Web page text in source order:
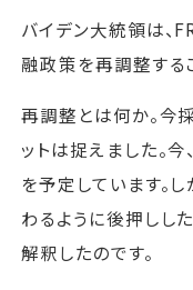
バイデン大統領は、
融政策を再調整する
再調整とは何か。今
ットは捉えました。
を予定しています。
わるように後押しし
解釈したのです。